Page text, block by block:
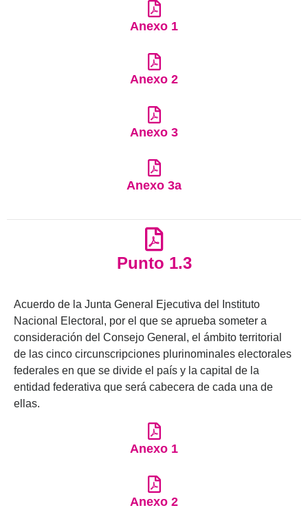
Anexo 1
Anexo 2
Anexo 3
Anexo 3a
Punto 1.3
Acuerdo de la Junta General Ejecutiva del Instituto
Nacional Electoral, por el que se aprueba someter a
consideración del Consejo General, el ámbito territorial
de las cinco circunscripciones plurinominales electorales
federales en que se divide el país y la capital de la
entidad federativa que será cabecera de cada una de
ellas.
Anexo 1
Anexo 2